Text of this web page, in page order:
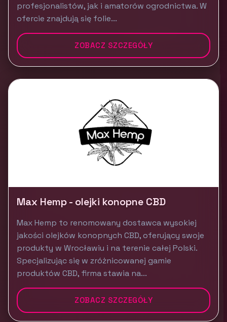
profesjonalistów, jak i amatorów ogrodnictwa. W
ofercie znajdują się folie...
ZOBACZ SZCZEGÓŁY
Max Hemp - olejki konopne CBD
Max Hemp to renomowany dostawca wysokiej
jakości olejków konopnych CBD, oferujący swoje
produkty w Wrocławiu i na terenie całej Polski.
Specjalizując się w zróżnicowanej gamie
produktów CBD, firma stawia na...
ZOBACZ SZCZEGÓŁY